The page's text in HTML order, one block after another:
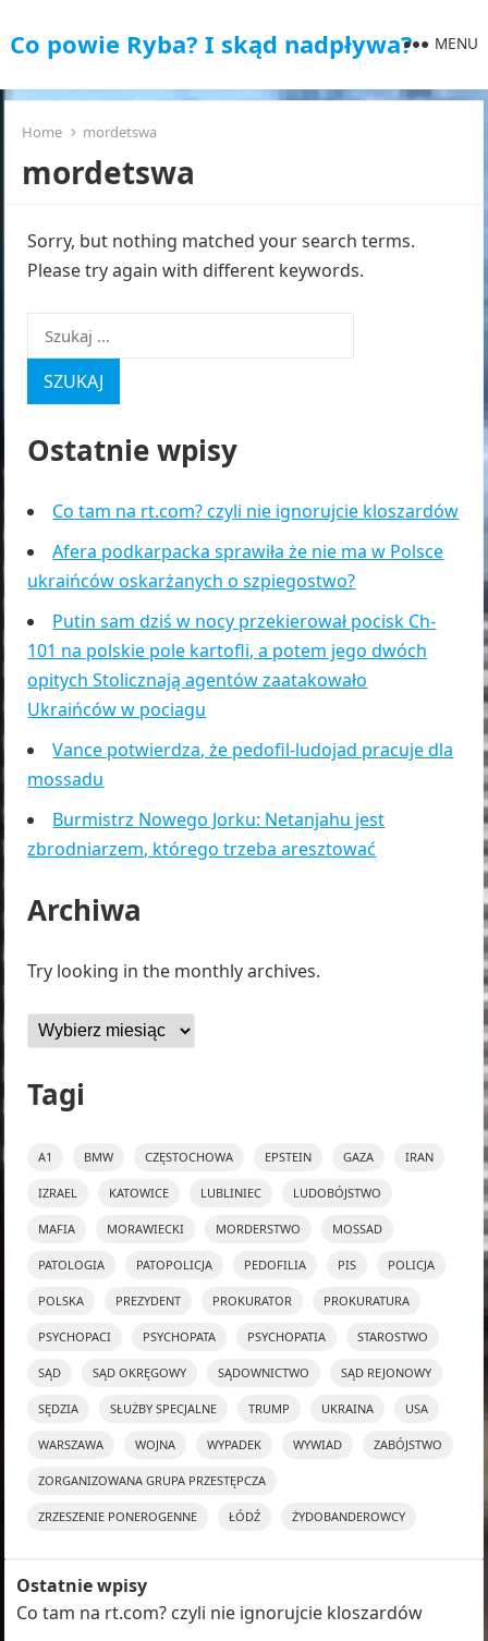
Co powie Ryba? I skąd nadpływa? MENU
Home mordetswa
mordetswa
Sorry, but nothing matched your search terms.
Please try again with different keywords.
Szukaj:
Ostatnie wpisy
Co tam na rt.com? czyli nie ignorujcie kloszardów
Afera podkarpacka sprawiła że nie ma w Polsce
ukraińców oskarżanych o szpiegostwo?
Putin sam dziś w nocy przekierował pocisk Ch-
101 na polskie pole kartofli, a potem jego dwóch
opitych Stolicznają agentów zaatakowało
Ukraińców w pociagu
Vance potwierdza, że pedofil-ludojad pracuje dla
mossadu
Burmistrz Nowego Jorku: Netanjahu jest
zbrodniarzem, którego trzeba aresztować
Archiwa
Try looking in the monthly archives.
Archiwa
Tagi
A1 BMW CZĘSTOCHOWA EPSTEIN GAZA IRAN
IZRAEL KATOWICE LUBLINIEC LUDOBÓJSTWO
MAFIA MORAWIECKI MORDERSTWO MOSSAD
PATOLOGIA PATOPOLICJA PEDOFILIA PIS POLICJA
POLSKA PREZYDENT PROKURATOR PROKURATURA
PSYCHOPACI PSYCHOPATA PSYCHOPATIA STAROSTWO
SĄD SĄD OKRĘGOWY SĄDOWNICTWO SĄD REJONOWY
SĘDZIA SŁUŻBY SPECJALNE TRUMP UKRAINA USA
WARSZAWA WOJNA WYPADEK WYWIAD ZABÓJSTWO
ZORGANIZOWANA GRUPA PRZESTĘPCZA
ZRZESZENIE PONEROGENNE ŁÓDŹ ŻYDOBANDEROWCY
Ostatnie wpisy
Co tam na rt.com? czyli nie ignorujcie kloszardów